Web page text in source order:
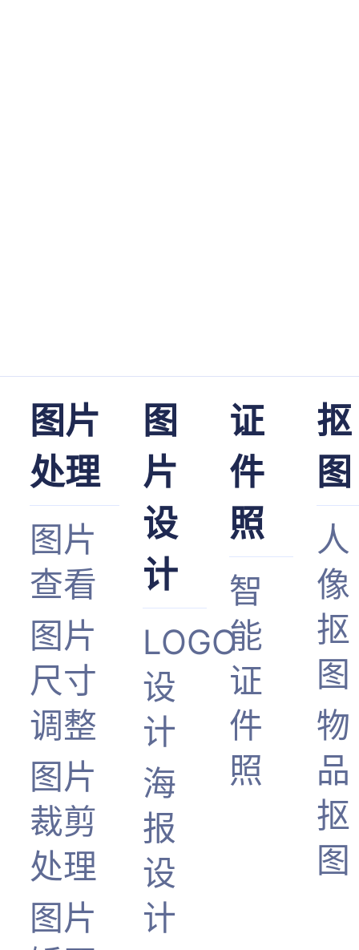
图片
处理
图片
查看
图片
尺寸
调整
图片
裁剪
处理
图片
图
片
设
计
LOGO
设
计
海
报
设
计
证
件
照
智
能
证
件
照
抠
图
人
像
抠
图
物
品
抠
图